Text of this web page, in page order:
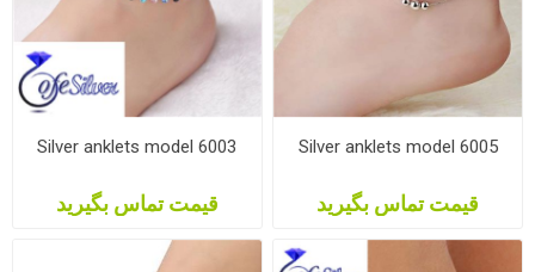
Silver anklets model 6003
قیمت تماس بگیرید
Silver anklets model 6005
قیمت تماس بگیرید